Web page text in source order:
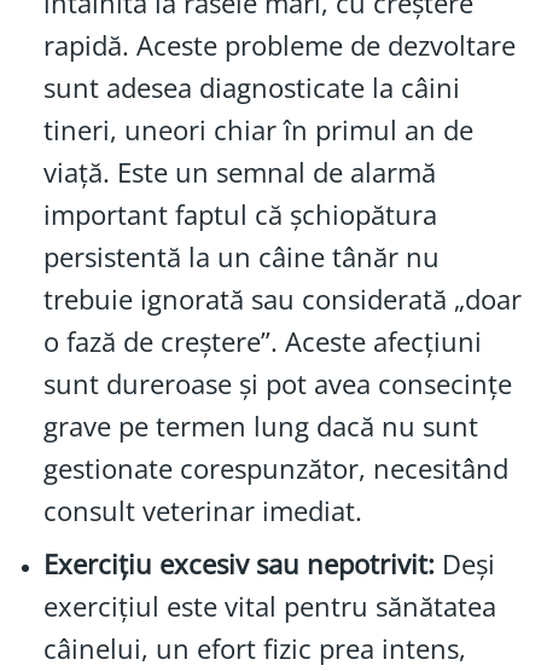
rapidă. Aceste probleme de dezvoltare
sunt adesea diagnosticate la câini
tineri, uneori chiar în primul an de
viață. Este un semnal de alarmă
important faptul că șchiopătura
persistentă la un câine tânăr nu
trebuie ignorată sau considerată „doar
o fază de creștere”. Aceste afecțiuni
sunt dureroase și pot avea consecințe
grave pe termen lung dacă nu sunt
gestionate corespunzător, necesitând
consult veterinar imediat.
Exercițiu excesiv sau nepotrivit: Deși
exercițiul este vital pentru sănătatea
câinelui, un efort fizic prea intens,